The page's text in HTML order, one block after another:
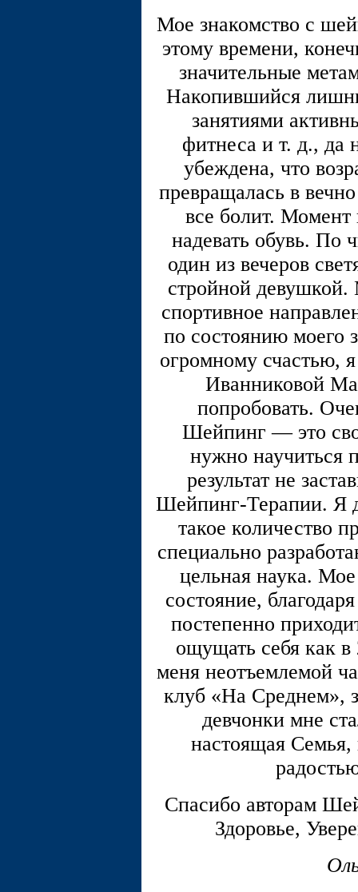
Мое знакомство с
этому времени,
значительные
Накопившийся
занятиями
фитнеса и т. д., да
убеждена, что
превращалась в
все болит. Момент
надевать обувь. По
один из вечеров
стройной девушкой.
спортивное
по состоянию моего
огромному счастью,
Иванниковой
попробовать.
Шейпинг — это
нужно научиться
результат не
Шейпинг-Терапии. Я
такое количество
специально
цельная наука.
состояние,
постепенно
ощущать себя как
меня неотъемлемой
клуб «На Среднем»,
девчонки мне
настоящая Семья,
Спасибо авторам
Здоровье,